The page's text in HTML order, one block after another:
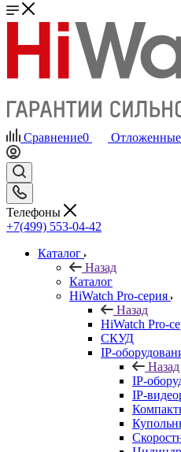
Сравнение0 Отложенные
Телефоны
+7(499) 553-04-42
Каталог
Назад
Каталог
HiWatch Pro-серия
Назад
HiWatch Pro-
CКУД
IP-
Назад
IP-
IP-